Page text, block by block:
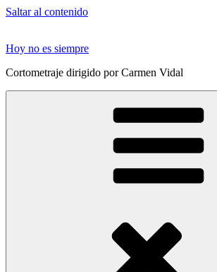
Saltar al contenido
Hoy no es siempre
Cortometraje dirigido por Carmen Vidal